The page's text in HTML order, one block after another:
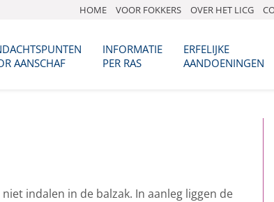
HOME VOOR FOKKERS OVER HET LICG
AANSCHAF
INFORMATIE
PER RAS
ERFELIJKE
AANDOENINGEN
indalen in de balzak. In aanleg liggen de